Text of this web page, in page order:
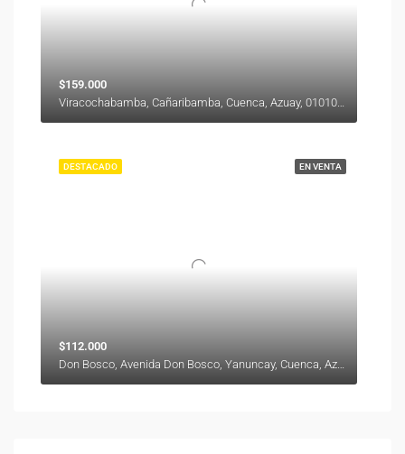
$159.000
EN VENTA
DESTACADO
$112.000
Don Bosco, Avenida Don Bosco, Yanuncay, Cuenca, Azuay, 000000, Ecuador